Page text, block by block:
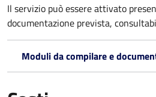
Il servizio può essere attivato
documentazione prevista,
Moduli da compilare e